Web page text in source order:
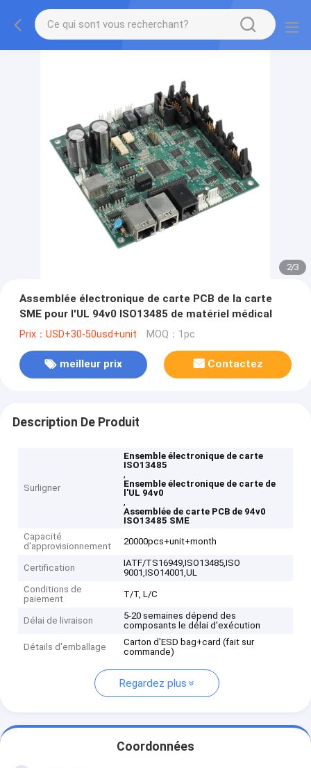
2/3
Assemblée électronique de carte PCB de la carte
SME pour l'UL 94v0 ISO13485 de matériel médical
Prix：USD+30-50usd+unit MOQ：1pc
meilleur prix Contactez
Description De Produit
Surligner
Ensemble électronique de carte
ISO13485
,
Ensemble électronique de carte de
l'UL 94v0
,
Assemblée de carte PCB de 94v0
ISO13485 SME
Capacité
d'approvisionnement
20000pcs+unit+month
Certification
IATF/TS16949,ISO13485,ISO
9001,ISO14001,UL
Conditions de
paiement
T/T, L/C
Délai de livraison
5-20 semaines dépend des
composants le délai d'exécution
Détails d'emballage
Carton d'ESD bag+card (fait sur
commande)
Regardez plus
Coordonnées